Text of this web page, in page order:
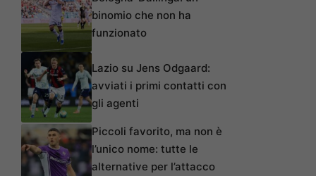
binomio che non ha
funzionato
Lazio su Jens Odgaard:
avviati i primi contatti con
gli agenti
Piccoli favorito, ma non è
l’unico nome: tutte le
alternative per l’attacco